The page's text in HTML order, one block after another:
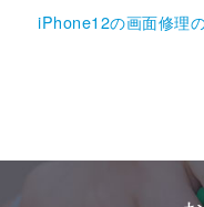
iPhone12の画面修理